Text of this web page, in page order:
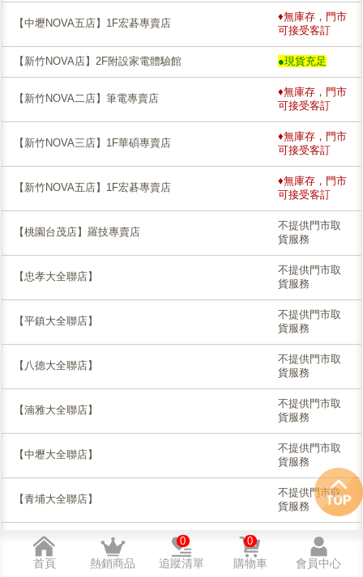
【中壢NOVA五店】1F宏碁專賣店
♦無庫存，門市
可接受客訂
【新竹NOVA店】2F附設家電體驗館 ●現貨充足
【新竹NOVA二店】筆電專賣店
♦無庫存，門市
可接受客訂
【新竹NOVA三店】1F華碩專賣店
♦無庫存，門市
可接受客訂
【新竹NOVA五店】1F宏碁專賣店
♦無庫存，門市
可接受客訂
【桃園台茂店】羅技專賣店
不提供門市取
貨服務
【忠孝大全聯店】
不提供門市取
貨服務
【平鎮大全聯店】
不提供門市取
貨服務
【八德大全聯店】
不提供門市取
貨服務
【湳雅大全聯店】
不提供門市取
貨服務
【中壢大全聯店】
不提供門市取
貨服務
【青埔大全聯店】
不提供門市取
貨服務
中部地區
首頁 熱銷商品 追蹤清單
0
購物車
0
會員中心